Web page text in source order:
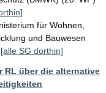
für Wohnen,
und Bauwesen
[alle SG dorthin]
RL über die alternative